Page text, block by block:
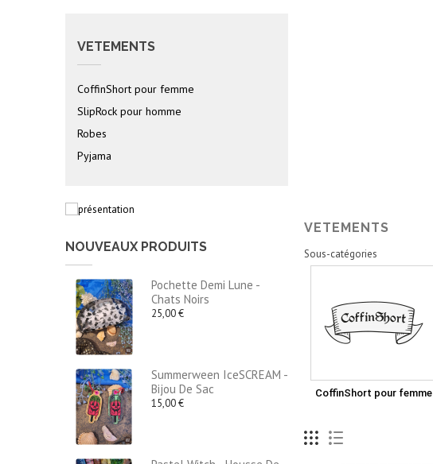
VETEMENTS
CoffinShort pour femme
SlipRock pour homme
Robes
Pyjama
NOUVEAUX PRODUITS
Pochette Demi Lune -
Chats Noirs
25,00 €
Summerween IceSCREAM -
Bijou De Sac
15,00 €
VETEMENTS
Sous-catégories
CoffinShort pour femme